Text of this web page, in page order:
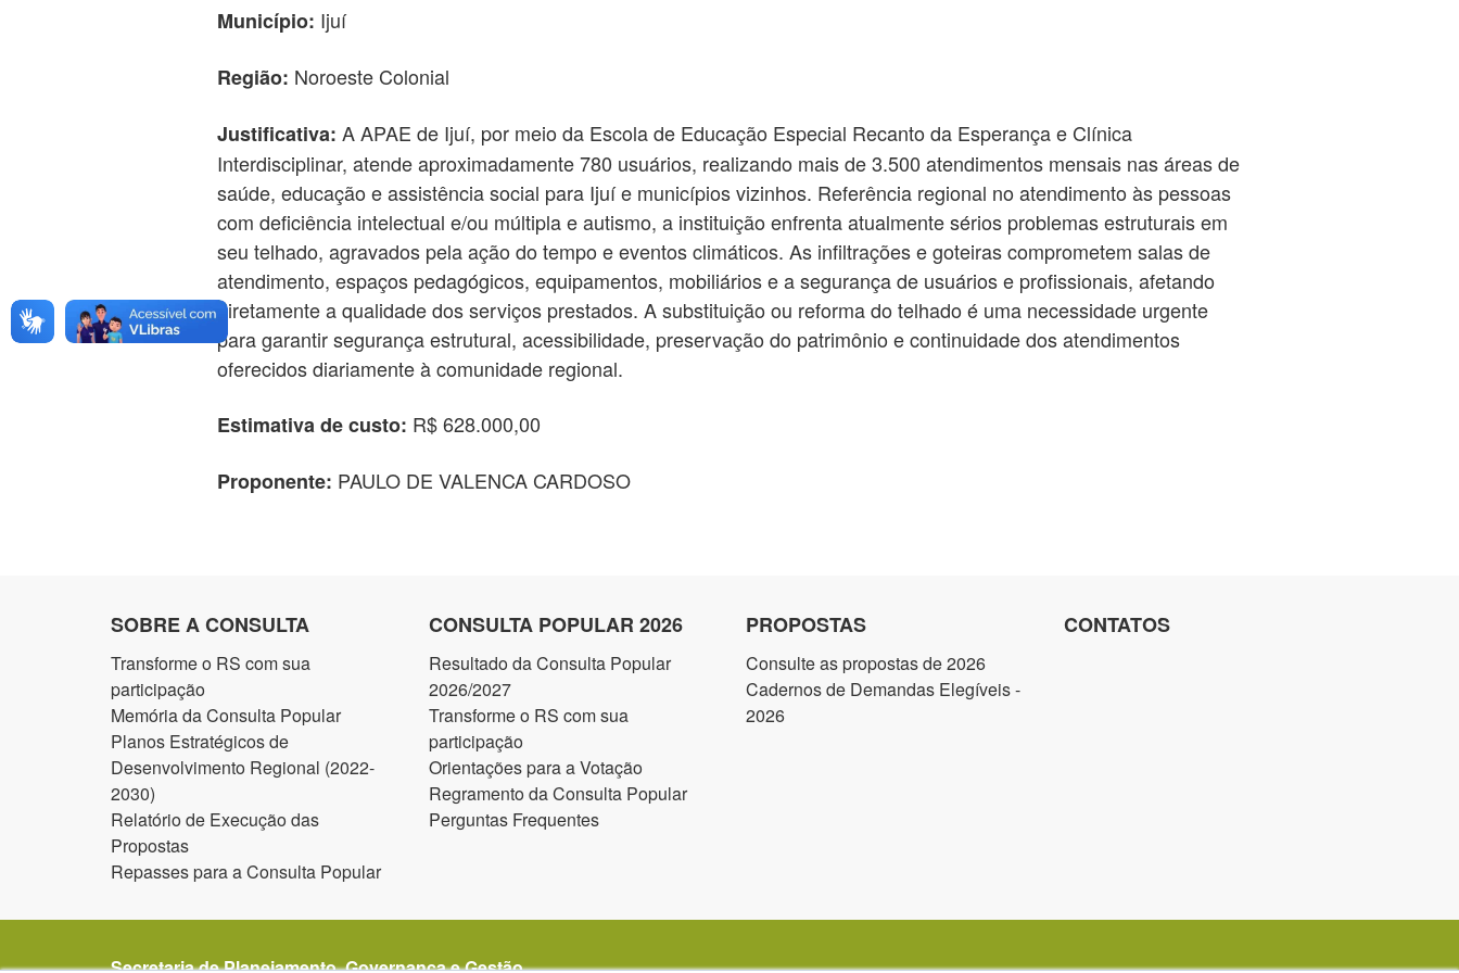
Município: Ijuí
Região: Noroeste Colonial
Justificativa: A APAE de Ijuí, por meio da Escola de Educação Especial Recanto da Esperança e Clínica
Interdisciplinar, atende aproximadamente 780 usuários, realizando mais de 3.500 atendimentos mensais nas áreas de
saúde, educação e assistência social para Ijuí e municípios vizinhos. Referência regional no atendimento às pessoas
com deficiência intelectual e/ou múltipla e autismo, a instituição enfrenta atualmente sérios problemas estruturais em
seu telhado, agravados pela ação do tempo e eventos climáticos. As infiltrações e goteiras comprometem salas de
atendimento, espaços pedagógicos, equipamentos, mobiliários e a segurança de usuários e profissionais, afetando
diretamente a qualidade dos serviços prestados. A substituição ou reforma do telhado é uma necessidade urgente
para garantir segurança estrutural, acessibilidade, preservação do patrimônio e continuidade dos atendimentos
oferecidos diariamente à comunidade regional.
Estimativa de custo: R$ 628.000,00
Proponente: PAULO DE VALENCA CARDOSO
SOBRE A CONSULTA
Transforme o RS com sua
participação
Memória da Consulta Popular
Planos Estratégicos de
Desenvolvimento Regional (2022-
2030)
Relatório de Execução das
Propostas
Repasses para a Consulta Popular
CONSULTA POPULAR 2026
Resultado da Consulta Popular
2026/2027
Transforme o RS com sua
participação
Orientações para a Votação
Regramento da Consulta Popular
Perguntas Frequentes
PROPOSTAS
Consulte as propostas de 2026
Cadernos de Demandas Elegíveis -
2026
CONTATOS
Secretaria de Planejamento, Governança e Gestão